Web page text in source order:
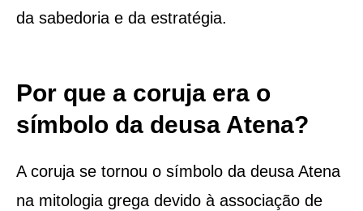
da sabedoria e da estratégia.
Por que a coruja era o
símbolo da deusa Atena?
A coruja se tornou o símbolo da deusa Atena
na mitologia grega devido à associação de